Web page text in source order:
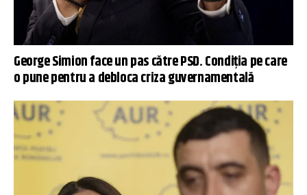
George Simion face un pas către PSD. Condiția pe care
o pune pentru a debloca criza guvernamentală